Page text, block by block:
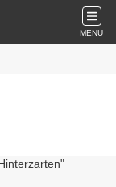
MENU